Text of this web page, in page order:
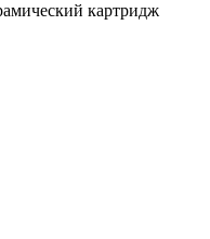
картридж